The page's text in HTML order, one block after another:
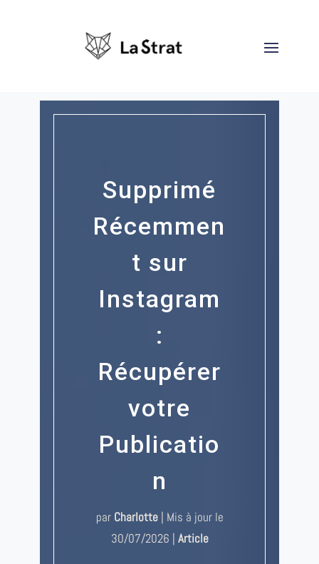
Supprimé
Récemmen
t sur
Instagram
:
Récupérer
votre
Publicatio
n
par Charlotte| Mis à jour le
30/07/2026 | Article